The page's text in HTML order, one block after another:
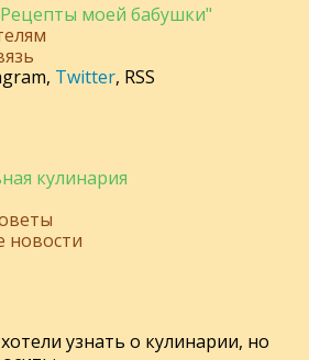
моей бабушки"
, Twitter, RSS
кулинария
новости
узнать о кулинарии, но